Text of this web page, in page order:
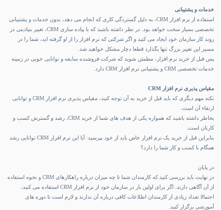
خدمات و پشتیبانی
استفاده از نرم افزار CRM
، به دلیل گستردگی کاری که انجام می دهد، بدون خدمات و پشتیبانی
تخصصی بسیار سخت خواهد بود. در نظر داشته باشید که با پیاده سازی CRM، تغییر بنیادینی در
روند کار سازمان خود ایجاد می کنید و اگر شرکتی که نرم افزار را از او گرفته اید، شما را در
مسیر این تغییر بزرگ تنها بگذارد قطعا دچار مشکل خواهید شد.
پس قبل از خرید نرم افزار، مطمئن شوید که شرکت فروشنده سابقه و توانایی خوبی در زمینه
خدمات تخصصی CRM و پشتیبانی نرم افزار CRM دارد.
مقیاس پذیری نرم افزارCRM
نکته مهم دیگری که باید قبل از خرید به آن توجه کنید، مقیاس پذیری نرم افزار CRM و توانایی
ارتقاء آن است.
بخاطر داشته باشید که همواره یکی از هدف های شما از خرید CRM
، رشد و گسترش کسب و
کارتان است.
بنابراین قبل از خرید یک نرم افزار خاص باید از خود بپرسید: آیا این نرم افزار CRM توانایی رشد
همگام با کسب و کار شما را دارد؟
در پایان
در نهایت باید بررسی کنید که کارمندان شما تا چه میزان درباره راهکارهای CRM و نحوه استفاده
از آن آگاهی دارند. اگر برای اولین بار در سازمان خود از نرم افزار CRM استفاده می کنید،
احتمالا تعداد زیادی از کارمندان اطلاعات کافی درباره آن ندارند و لازم است تا دوره های
آموزشی برگزار کنید.